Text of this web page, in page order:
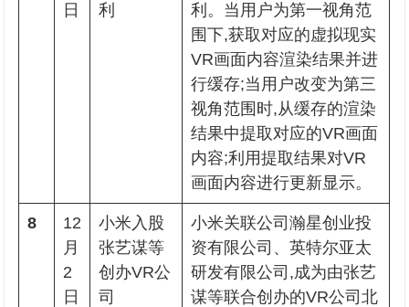
日
利
利。当用户为第一视角范
围下,获取对应的虚拟现实
VR画面内容渲染结果并进
行缓存;当用户改变为第三
视角范围时,从缓存的渲染
结果中提取对应的VR画面
内容;利用提取结果对VR
画面内容进行更新显示。
8
12
月
2
日
小米入股
张艺谋等
创办VR公
司
小米关联公司瀚星创业投
资有限公司、英特尔亚太
研发有限公司,成为由张艺
谋等联合创办的VR公司北